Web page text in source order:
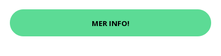
MER INFO!